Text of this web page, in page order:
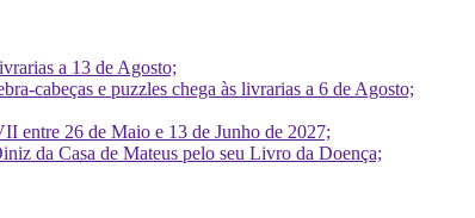
a 13 de Agosto;
cabeças e puzzles chega às livrarias a 6 de Agosto;
entre 26 de Maio e 13 de Junho de 2027;
da Casa de Mateus pelo seu Livro da Doença;